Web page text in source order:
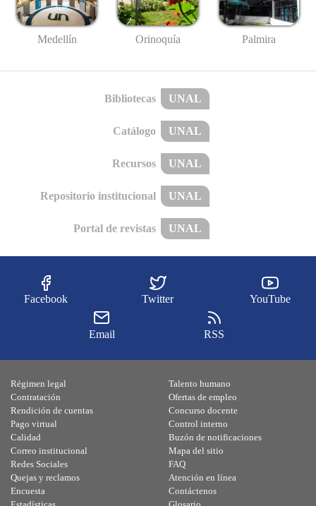
Medellín Orinoquía Palmira
Bibliotecas UNAL
Catálogo UNAL
Recursos UNAL
Repositorio institucional UNAL
Portal de revistas UNAL
Facebook Twitter YouTube
Email RSS
Régimen legal
Contratación
Rendición de cuentas
Pago virtual
Calidad
Talento humano
Ofertas de empleo
Concurso docente
Control interno
Buzón de notificaciones
Correo institucional
Redes Sociales
Quejas y reclamos
Encuesta
Mapa del sitio
FAQ
Atención en línea
Contáctenos